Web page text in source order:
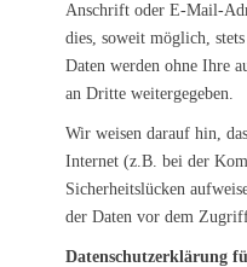
Anschrift oder E-Mail-
dies, soweit möglich,
Daten werden ohne Ihre
an Dritte weitergegeben.
Wir weisen darauf hin,
Internet (z.B. bei der
Sicherheitslücken
der Daten vor dem
Datenschutzerklärung